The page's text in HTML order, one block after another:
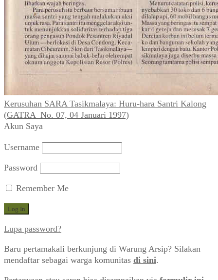
Kerusuhan SARA Tasikmalaya: Huru-hara Santri Kalong
(GATRA_No. 07, 04 Januari 1997)
Akun Saya
Username
Password
Remember Me
Lupa password?
Baru pertamakali berkunjung di Warung Arsip? Silakan
mendaftar sebagai warga komunitas di sini.